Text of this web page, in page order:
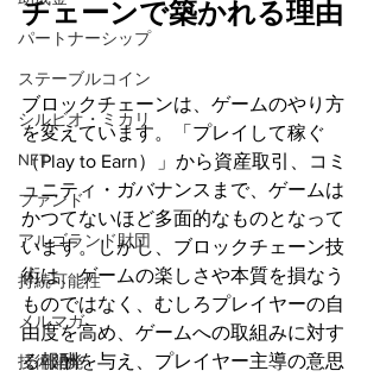
パートナーシップ
ステーブルコイン
シルビオ・ミカリ
NFT
ファンド
アルゴランド財団
持続可能性
メルマガ
技術開発
チェーンで築かれる理由
ブロックチェーンは、ゲームのやり方
を変えています。「プレイして稼ぐ
（Play to Earn）」から資産取引、コミ
ュニティ・ガバナンスまで、ゲームは
かつてないほど多面的なものとなって
います。しかし、ブロックチェーン技
術は、ゲームの楽しさや本質を損なう
ものではなく、むしろプレイヤーの自
由度を高め、ゲームへの取組みに対す
る報酬を与え、プレイヤー主導の意思